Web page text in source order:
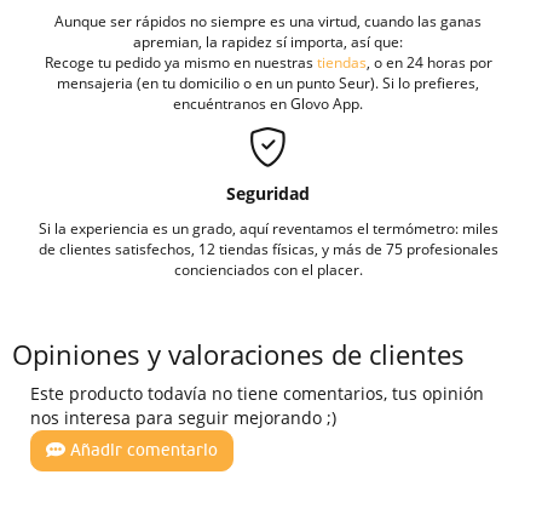
Aunque ser rápidos no siempre es una virtud, cuando las ganas
apremian, la rapidez sí importa, así que:
Recoge tu pedido ya mismo en nuestrastiendas , o en 24 horas por
mensajeria (en tu domicilio o en un punto Seur). Si lo prefieres,
encuéntranos en Glovo App.
Seguridad
Si la experiencia es un grado, aquí reventamos el termómetro: miles
de clientes satisfechos, 12 tiendas físicas, y más de 75 profesionales
concienciados con el placer.
Opiniones y valoraciones de clientes
Este producto todavía no tiene comentarios, tus opinión
nos interesa para seguir mejorando ;)
Añadir comentario